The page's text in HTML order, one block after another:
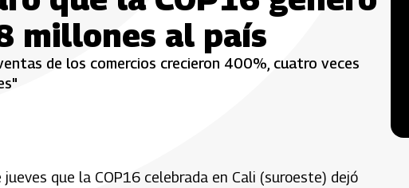
millones al país
de los comercios crecieron 400%, cuatro veces
que la COP16 celebrada en Cali (suroeste) dejó